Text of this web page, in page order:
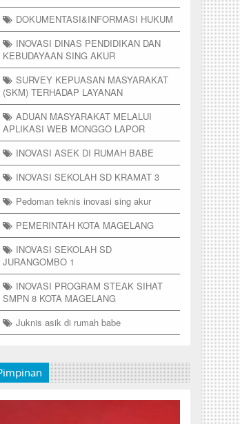
DOKUMENTASI&INFORMASI HUKUM
INOVASI DINAS PENDIDIKAN DAN
KEBUDAYAAN SING AKUR
SURVEY KEPUASAN MASYARAKAT
(SKM) TERHADAP LAYANAN
ADUAN MASYARAKAT MELALUI
APLIKASI WEB MONGGO LAPOR
INOVASI ASEK DI RUMAH BABE
INOVASI SEKOLAH SD KRAMAT 3
Pedoman teknis inovasi sing akur
PEMERINTAH KOTA MAGELANG
INOVASI SEKOLAH SD
JURANGOMBO 1
INOVASI PROGRAM STEAK SIHAT
SMPN 8 KOTA MAGELANG
Juknis asik di rumah babe